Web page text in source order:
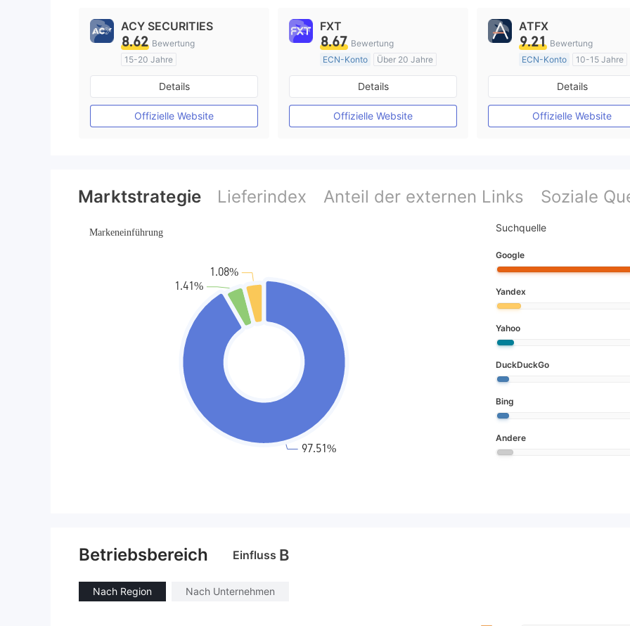
ACY SECURITIES
8.62 Bewertung
15-20 Jahre
AustralienRegulierung
Market Making (MM)
MT4-Volllizenz
Details
Offizielle Website
FXT
8.67 Bewertung
ECN-Konto
Über 20 Jahre
AustralienRegulierung
Market Making (MM)
MT4-Volllizenz
Details
Offizielle Website
ATFX
9.21 Bewertung
ECN-Konto
10-15 Jahre
AustralienRegulierung
Market Making (MM)
MT4-Volllizenz
Details
Offizielle Website
Marktstrategie Lieferindex Anteil der externen Links Soziale
Suchquelle
Google
Yandex
Yahoo
DuckDuckGo
Bing
Andere
Betriebsbereich Einfluss B
Nach Region Nach Unternehmen